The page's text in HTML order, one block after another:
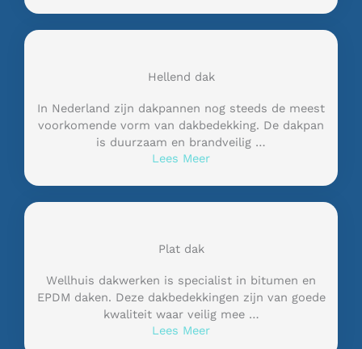
Hellend dak
In Nederland zijn dakpannen nog steeds de meest
voorkomende vorm van dakbedekking. De dakpan
is duurzaam en brandveilig …
Lees Meer
Plat dak
Wellhuis dakwerken is specialist in bitumen en
EPDM daken. Deze dakbedekkingen zijn van goede
kwaliteit waar veilig mee …
Lees Meer